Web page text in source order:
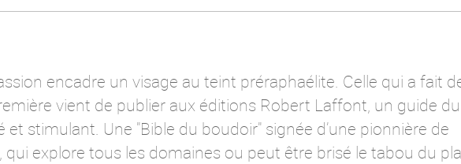
encadre un visage au teint préraphaélite. Celle qui a fait
vient de publier aux éditions Robert Laffont, un guide
et stimulant. Une "Bible du boudoir" signée d’une pionnière de
qui explore tous les domaines ou peut être brisé le tabou du